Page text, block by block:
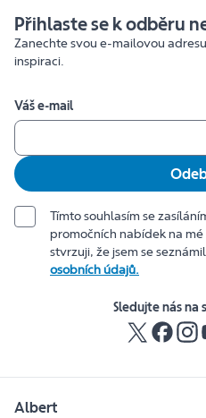
Přihlaste se k odběru
Zanechte svou e-mailovou
inspiraci.
Váš e-mail
Tímto souhlasím se
promočních nabídek na
stvrzuji, že jsem se
osobních údajů.
Sledujte nás na
Albert